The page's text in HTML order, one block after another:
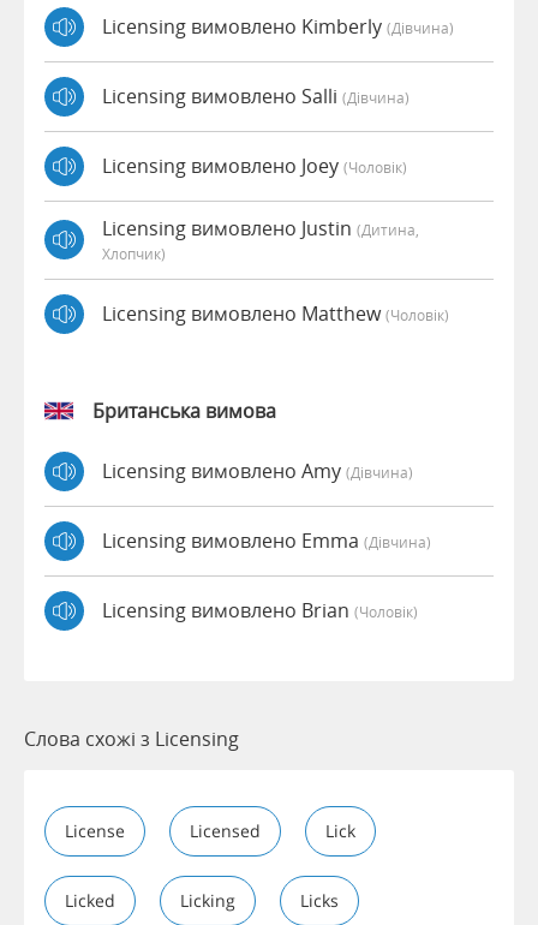
Licensing вимовлено Kimberly (дівчина)
Licensing вимовлено Salli (дівчина)
Licensing вимовлено Joey (чоловік)
Licensing вимовлено Justin (дитина,
Хлопчик)
Licensing вимовлено Matthew(чоловік)
Британська вимова
Licensing вимовлено Amy (дівчина)
Licensing вимовлено Emma (дівчина)
Licensing вимовлено Brian (чоловік)
Слова схожі з Licensing
License Licensed Lick
Licked Licking Licks